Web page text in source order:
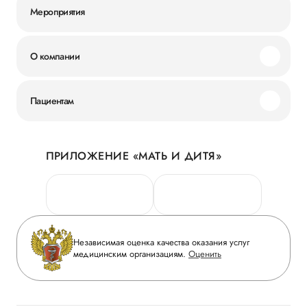
Мероприятия
О компании
Новости
Руководство
Сотрудничество
Инвесторам
Журнал «Мать и дитя»
Вакансии
Медицинский туризм
Пациентам
Личный кабинет
Персональные данные
Горячая линия качества
Вопрос-ответ
Приложение пациента
Статьи
ПРИЛОЖЕНИЕ «МАТЬ И ДИТЯ»
Независимая оценка качества оказания услуг
медицинским организациям. Оценить